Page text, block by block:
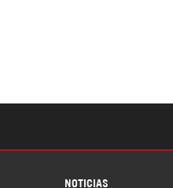
NOTICIAS